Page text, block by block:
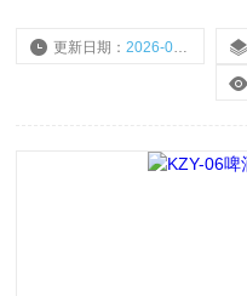
玻璃瓶抗热震性能是否合格。
数一键操作，无需人工手工转
更新日期：2026-05-25